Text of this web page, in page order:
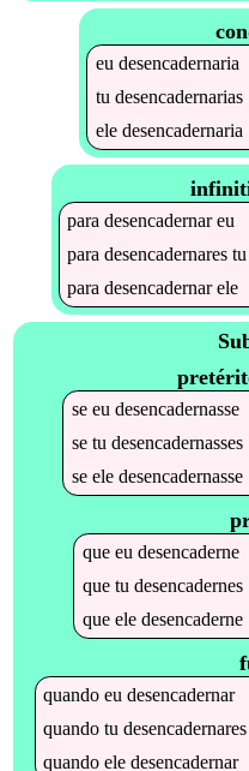
eu desencadernaria
tu desencadernarias
ele desencadernaria
paradesencadernareu
paradesencadernares tu
paradesencadernarele
se eu desencadernasse
se tu desencadernasses
se ele desencadernasse
que eu desencaderne
que tu desencadernes
que ele desencaderne
quandoeudesencadernar
quandotudesencadernares
quandoeledesencadernar